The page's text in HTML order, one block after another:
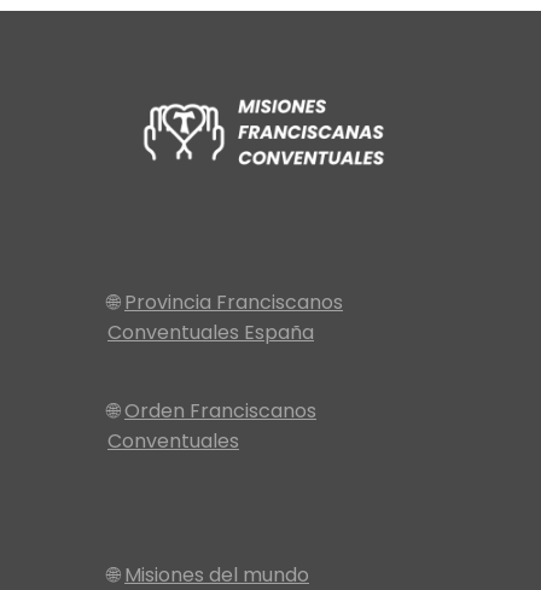
🌐Provincia Franciscanos
Conventuales España
🌐Orden Franciscanos
Conventuales
🌐Misiones del mundo